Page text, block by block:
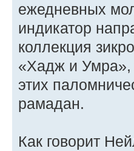
ежедневных
индикатор
коллекция
«Хадж и
этих
рамадан.
Как говорит